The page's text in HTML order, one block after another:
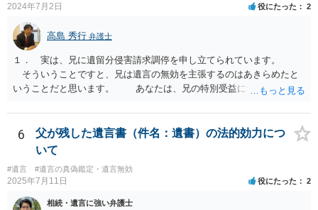
2024年7月2日 役にたった 2
高島 秀行 弁護士
１． 実は、兄に遺留分侵害請求調停を申し立てられています。
そういうことですと、兄は遺言の無効を主張するのはあきらめたと
いうことだと思います。 あなたは、兄の特別受益について立証し
詳しい事情を話して相談された方がよいと思います。
6
父が残した遺言書（件名：遺書）の法的効力につ
いて
#遺言 #遺言の真偽鑑定・遺言無効
2025年7月11日 役にたった 2
相続・遺言に強い弁護士